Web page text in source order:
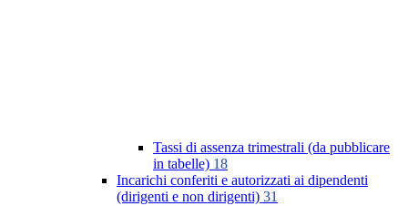
Tassi di assenza trimestrali (da pubblicare
in tabelle) 18
Incarichi conferiti e autorizzati ai dipendenti
(dirigenti e non dirigenti) 31